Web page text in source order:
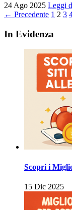
24 Ago 2025 Leggi
Paginazione
degli
← Precedente 1 2 3
In Evidenza
Scopri i
15 Dic 2025